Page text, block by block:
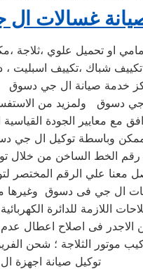
غسالات
خدمة صيانة ال جي دسوق
مع معايير الجودة
معنا علي الرقم
فى اصلاح اعطال عدم
توكيل صيانة اجهزة